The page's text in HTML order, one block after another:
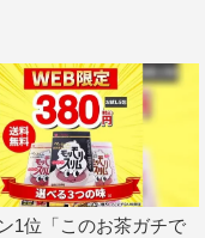
1位「このお茶ガチで